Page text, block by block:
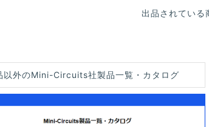
出品されている
以外のMini-Circuits社製品一覧・カタログ